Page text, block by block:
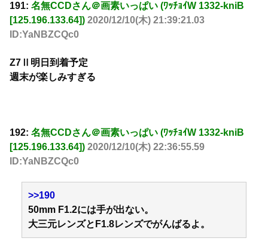
191: 名無CCDさん＠画素いっぱい (ﾜｯﾁｮｲW 1332-kniB
[125.196.133.64]) 2020/12/10(木) 21:39:21.03
ID:YaNBZCQc0
Z7Ⅱ明日到着予定
週末が楽しみすぎる
192: 名無CCDさん＠画素いっぱい (ﾜｯﾁｮｲW 1332-kniB
[125.196.133.64]) 2020/12/10(木) 22:36:55.59
ID:YaNBZCQc0
>>190
50mm F1.2には手が出ない。
大三元レンズとF1.8レンズでがんばるよ。